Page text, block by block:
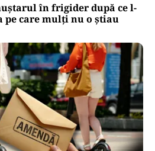
în frigider după ce l-
pe care mulți nu o știau